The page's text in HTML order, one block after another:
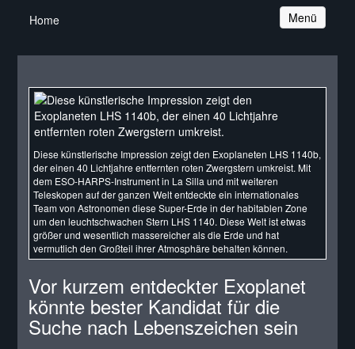
Navigation
Menü
Home
Diese künstlerische Impression zeigt den Exoplaneten LHS 1140b,
der einen 40 Lichtjahre entfernten roten Zwergstern umkreist. Mit
dem ESO-HARPS-Instrument in La Silla und mit weiteren
Teleskopen auf der ganzen Welt entdeckte ein internationales
Team von Astronomen diese Super-Erde in der habitablen Zone
um den leuchtschwachen Stern LHS 1140. Diese Welt ist etwas
größer und wesentlich massereicher als die Erde und hat
vermutlich den Großteil ihrer Atmosphäre behalten können.
Vor kurzem entdeckter Exoplanet
könnte bester Kandidat für die
Suche nach Lebenszeichen sein